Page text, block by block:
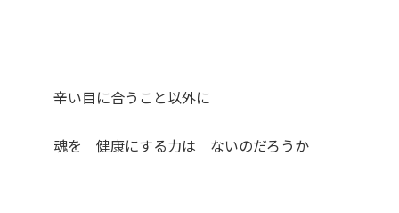
辛い目に合うこと以外に
魂を 健康にする力は ないのだろうか